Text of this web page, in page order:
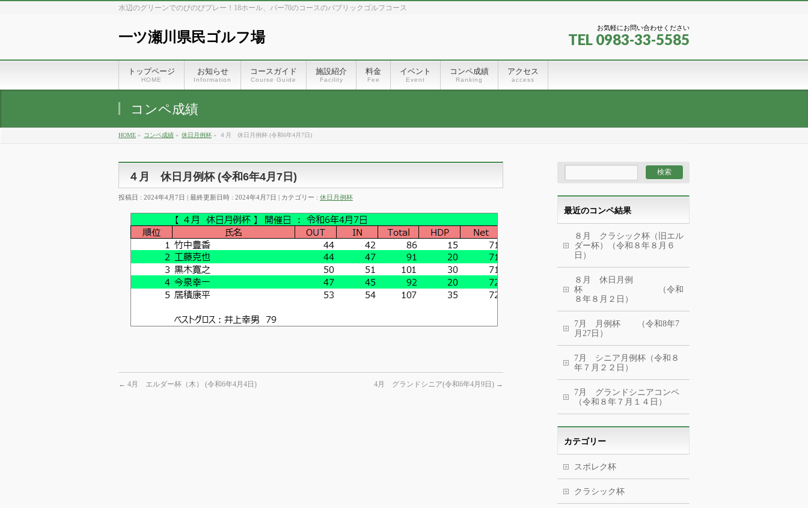
水辺のグリーンでのびのびプレー！18ホール、パー70のコースのパブリックゴルフコース
一ツ瀬川県民ゴルフ場
お気軽にお問い合わせください
TEL 0983-33-5585
トップページ
HOME
お知らせ
Information
コースガイド
Course Guide
施設紹介
Facility
料金
Fee
イベント
Event
コンペ成績
Ranking
アクセス
access
コンペ成績
HOME » コンペ成績 » 休日月例杯 » ４月 休日月例杯 (令和6年4月7日)
４月 休日月例杯 (令和6年4月7日)
投稿日 : 2024年4月7日 最終更新日時 : 2024年4月7日 カテゴリー : 休日月例杯
← 4月 エルダー杯（木） (令和6年4月4日) 4月 グランドシニア(令和6年4月9日) →
最近のコンペ結果
８月 クラシック杯（旧エル
ダー杯）（令和８年８月６
日）
８月 休日月例
杯 （令和
８年８月２日）
7月 月例杯 （令和8年7
月27日）
7月 シニア月例杯（令和８
年７月２２日）
7月 グランドシニアコンペ
（令和８年７月１４日）
カテゴリー
スポレク杯
クラシック杯